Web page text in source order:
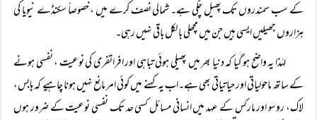
کے سب سمندروں تک پھیل چکی ہے۔ شمالی نصف کرے میں ، خصوصاً سکنڈے نیویا کی
ہزاروں جھیلیں ایسی ہیں جن میں مچھلی با لکل باقی نہیں رہی۔
لہٰذا یہ واضح ہو گیا کہ دنیا بھر میں پھیلی ہوئی تباہی اور افراتفری کی نوعیت ، نفسی ہونے
کے ساتھ ماحولیاتی اور حیاتیاتی بھی ہے۔اب یہ کہنے میں کوئی امر مانع نہیں ہونا چاہیے کہ ہابس،
لاک، روسو اور مارکس کے عہد میں انسانی مسائل کسی حد تک نفسی نوعیت کے ضرور ہوں